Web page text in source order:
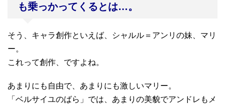
も乗っかってくるとは…。
そう、キャラ創作といえば、シャルル＝アンリの妹、マリ
ー。
これって創作、ですよね。
あまりにも自由で、あまりにも激しいマリー。
「ベルサイユのばら」では、あまりの美貌でアンドレもメ